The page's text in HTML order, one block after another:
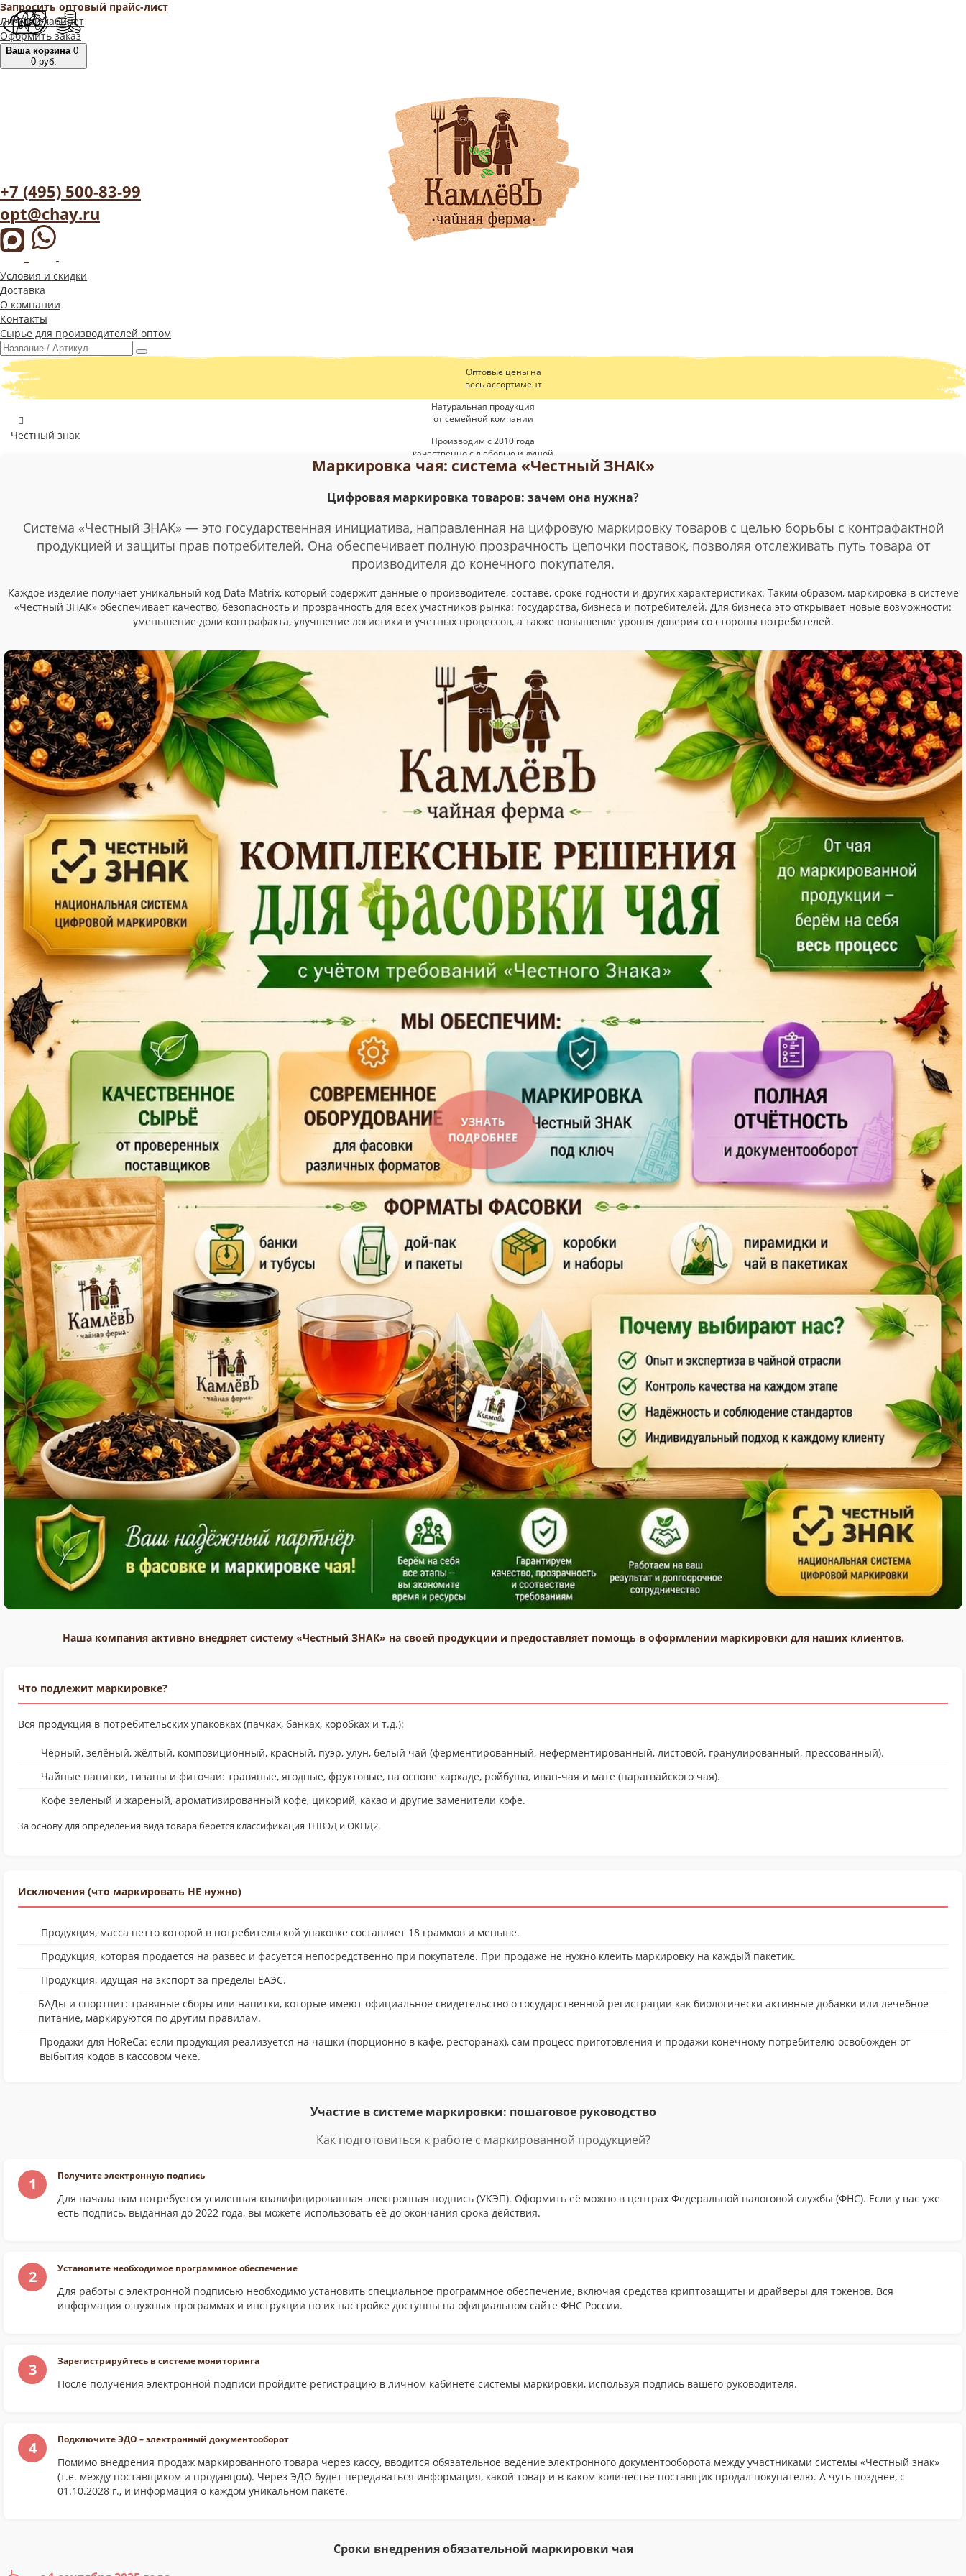
Запросить оптовый прайс-лист
Личный кабинет
Оформить заказ
Ваша корзина 0
0руб.
+7 (495) 500-83-99
opt@chay.ru
Условия и скидки
Доставка
О компании
Контакты
Сырье для производителей оптом
Оптовые цены на
весь ассортимент
Натуральная продукция
от семейной компании
Производим с 2010 года
качественно c любовью и душой
Производство полного
Честный знак
Маркировка чая: система «Честный ЗНАК»
Цифровая маркировка товаров: зачем она нужна?
Система «Честный ЗНАК» — это государственная инициатива, направленная на цифровую маркировку товаров с целью борьбы с контрафактной
продукцией и защиты прав потребителей. Она обеспечивает полную прозрачность цепочки поставок, позволяя отслеживать путь товара от
производителя до конечного покупателя.
Каждое изделие получает уникальный код Data Matrix, который содержит данные о производителе, составе, сроке годности и других характеристиках. Таким образом, маркировка в системе
«Честный ЗНАК» обеспечивает качество, безопасность и прозрачность для всех участников рынка: государства, бизнеса и потребителей. Для бизнеса это открывает новые возможности:
уменьшение доли контрафакта, улучшение логистики и учетных процессов, а также повышение уровня доверия со стороны потребителей.
УЗНАТЬ
ПОДРОБНЕЕ
Наша компания активно внедряет систему «Честный ЗНАК» на своей продукции и предоставляет помощь в оформлении маркировки для наших клиентов.
Что подлежит маркировке?
Вся продукция в потребительских упаковках (пачках, банках, коробках и т.д.):
Чёрный, зелёный, жёлтый, композиционный, красный, пуэр, улун, белый чай (ферментированный, неферментированный, листовой, гранулированный, прессованный).
Чайные напитки, тизаны и фиточаи: травяные, ягодные, фруктовые, на основе каркаде, ройбуша, иван-чая и мате (парагвайского чая).
Кофе зеленый и жареный, ароматизированный кофе, цикорий, какао и другие заменители кофе.
За основу для определения вида товара берется классификация ТНВЭД и ОКПД2.
Исключения (что маркировать НЕ нужно)
Продукция, масса нетто которой в потребительской упаковке составляет 18 граммов и меньше.
Продукция, которая продается на развес и фасуется непосредственно при покупателе. При продаже не нужно клеить маркировку на каждый пакетик.
Продукция, идущая на экспорт за пределы ЕАЭС.
БАДы и спортпит: травяные сборы или напитки, которые имеют официальное свидетельство о государственной регистрации как биологически активные добавки или лечебное
питание, маркируются по другим правилам.
Продажи для HoReCa: если продукция реализуется на чашки (порционно в кафе, ресторанах), сам процесс приготовления и продажи конечному потребителю освобожден от
выбытия кодов в кассовом чеке.
Участие в системе маркировки: пошаговое руководство
Как подготовиться к работе с маркированной продукцией?
1 Получите электронную подпись
Для начала вам потребуется усиленная квалифицированная электронная подпись (УКЭП). Оформить её можно в центрах Федеральной налоговой службы (ФНС). Если у вас уже
есть подпись, выданная до 2022 года, вы можете использовать её до окончания срока действия.
2 Установите необходимое программное обеспечение
Для работы с электронной подписью необходимо установить специальное программное обеспечение, включая средства криптозащиты и драйверы для токенов. Вся
информация о нужных программах и инструкции по их настройке доступны на официальном сайте ФНС России.
3 Зарегистрируйтесь в системе мониторинга
После получения электронной подписи пройдите регистрацию в личном кабинете системы маркировки, используя подпись вашего руководителя.
4 Подключите ЭДО – электронный документооборот
Помимо внедрения продаж маркированного товара через кассу, вводится обязательное ведение электронного документооборота между участниками системы «Честный знак»
(т.е. между поставщиком и продавцом). Через ЭДО будет передаваться информация, какой товар и в каком количестве поставщик продал покупателю. А чуть позднее, с
01.10.2028 г., и информация о каждом уникальном пакете.
Сроки внедрения обязательной маркировки чая